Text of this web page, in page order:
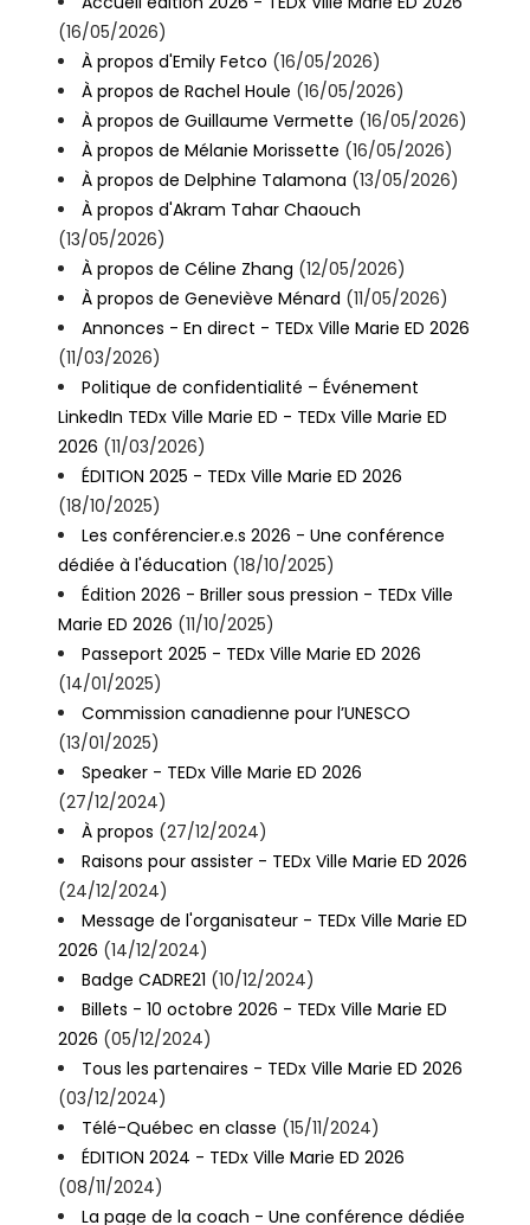
(16/05/2026)
À propos d'Emily Fetco (16/05/2026)
À propos de Rachel Houle (16/05/2026)
À propos de Guillaume Vermette (16/05/2026)
À propos de Mélanie Morissette (16/05/2026)
À propos de Delphine Talamona (13/05/2026)
À propos d'Akram Tahar Chaouch
(13/05/2026)
À propos de Céline Zhang (12/05/2026)
À propos de Geneviève Ménard (11/05/2026)
Annonces - En direct - TEDx Ville Marie ED 2026
(11/03/2026)
Politique de confidentialité – Événement
LinkedIn TEDx Ville Marie ED - TEDx Ville Marie ED
2026 (11/03/2026)
ÉDITION 2025 - TEDx Ville Marie ED 2026
(18/10/2025)
Les conférencier.e.s 2026 - Une conférence
dédiée à l'éducation (18/10/2025)
Édition 2026 - Briller sous pression - TEDx Ville
Marie ED 2026 (11/10/2025)
Passeport 2025 - TEDx Ville Marie ED 2026
(14/01/2025)
Commission canadienne pour l’UNESCO
(13/01/2025)
Speaker - TEDx Ville Marie ED 2026
(27/12/2024)
À propos (27/12/2024)
Raisons pour assister - TEDx Ville Marie ED 2026
(24/12/2024)
Message de l'organisateur - TEDx Ville Marie ED
2026 (14/12/2024)
Badge CADRE21 (10/12/2024)
Billets - 10 octobre 2026 - TEDx Ville Marie ED
2026 (05/12/2024)
Tous les partenaires - TEDx Ville Marie ED 2026
(03/12/2024)
Télé-Québec en classe (15/11/2024)
ÉDITION 2024 - TEDx Ville Marie ED 2026
(08/11/2024)
La page de la coach - Une conférence dédiée